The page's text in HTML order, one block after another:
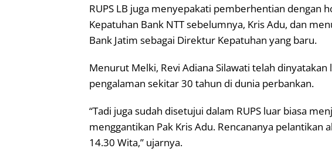
RUPS LB juga menyepakati pemberhentian dengan
Kepatuhan Bank NTT sebelumnya, Kris Adu, dan
Bank Jatim sebagai Direktur Kepatuhan yang baru.
Menurut Melki, Revi Adiana Silawati telah dinyatakan
pengalaman sekitar 30 tahun di dunia perbankan.
“Tadi juga sudah disetujui dalam RUPS luar biasa
menggantikan Pak Kris Adu. Rencananya pelantikan
14.30 Wita,” ujarnya.